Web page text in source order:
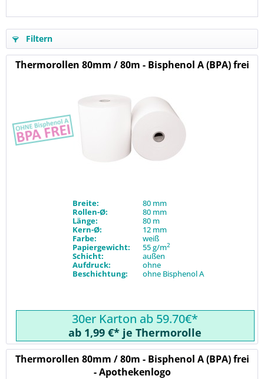
Filtern
Thermorollen 80mm / 80m - Bisphenol A (BPA) frei
Breite:
80 mm
Rollen-Ø:
80 mm
Länge:
80 m
Kern-Ø:
12 mm
Farbe:
weiß
Papiergewicht:
55 g/m2
Schicht:
außen
Aufdruck:
ohne
Beschichtung:
ohne Bisphenol A
30er Karton ab 59.70€*
ab 1,99 €* je Thermorolle
Thermorollen 80mm / 80m - Bisphenol A (BPA) frei
- Apothekenlogo